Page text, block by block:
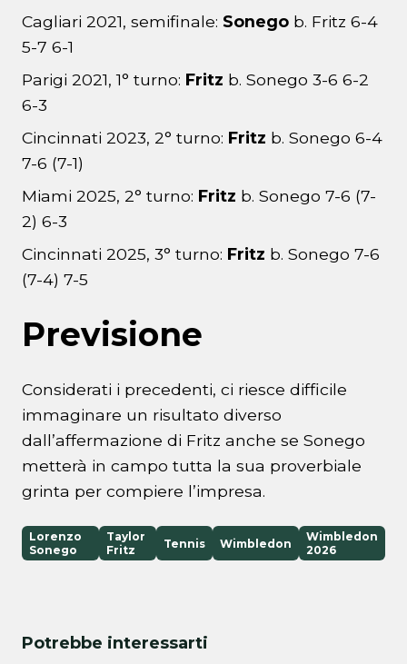
Cagliari 2021, semifinale: Sonego b. Fritz 6-4
5-7 6-1
Parigi 2021, 1° turno: Fritz b. Sonego 3-6 6-2
6-3
Cincinnati 2023, 2° turno: Fritz b. Sonego 6-4
7-6 (7-1)
Miami 2025, 2° turno: Fritz b. Sonego 7-6 (7-
2) 6-3
Cincinnati 2025, 3° turno: Fritz b. Sonego 7-6
(7-4) 7-5
Previsione
Considerati i precedenti, ci riesce difficile
immaginare un risultato diverso
dall’affermazione di Fritz anche se Sonego
metterà in campo tutta la sua proverbiale
grinta per compiere l’impresa.
Lorenzo
Sonego
Taylor
Fritz
Tennis Wimbledon
Wimbledon
2026
Potrebbe interessarti